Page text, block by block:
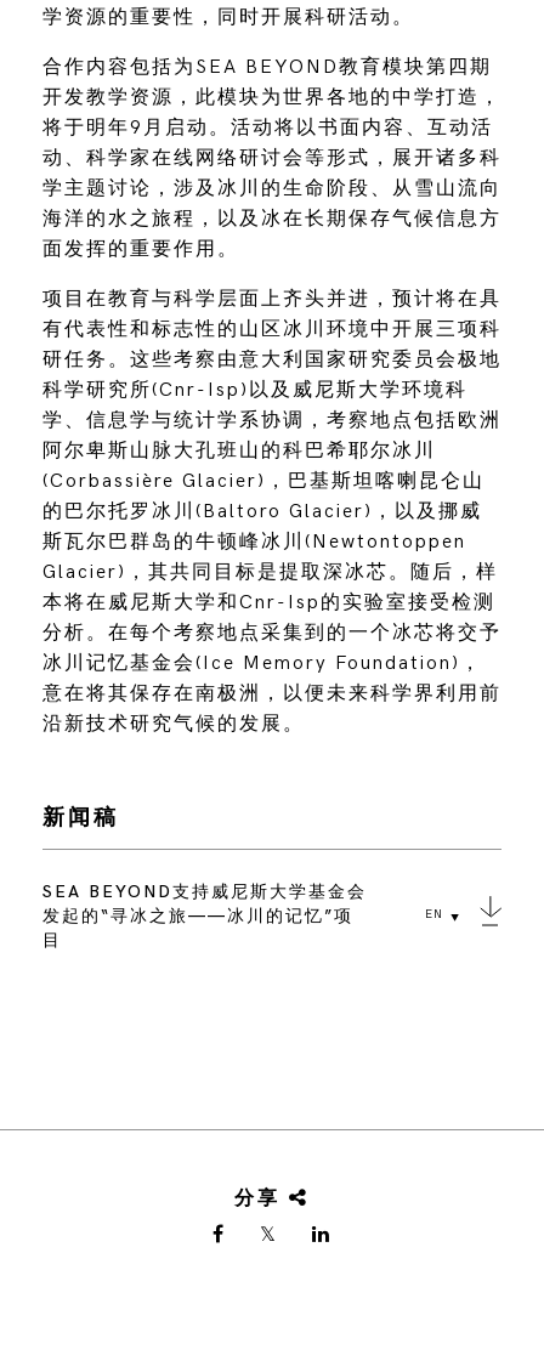
学资源的重要性，同时开展科研活动。
合作内容包括为SEA BEYOND教育模块第四期
开发教学资源，此模块为世界各地的中学打造，
将于明年9月启动。活动将以书面内容、互动活
动、科学家在线网络研讨会等形式，展开诸多科
学主题讨论，涉及冰川的生命阶段、从雪山流向
海洋的水之旅程，以及冰在长期保存气候信息方
面发挥的重要作用。
项目在教育与科学层面上齐头并进，预计将在具
有代表性和标志性的山区冰川环境中开展三项科
研任务。这些考察由意大利国家研究委员会极地
科学研究所(Cnr-Isp)以及威尼斯大学环境科
学、信息学与统计学系协调，考察地点包括欧洲
阿尔卑斯山脉大孔班山的科巴希耶尔冰川
(Corbassière Glacier)，巴基斯坦喀喇昆仑山
的巴尔托罗冰川(Baltoro Glacier)，以及挪威
斯瓦尔巴群岛的牛顿峰冰川(Newtontoppen
Glacier)，其共同目标是提取深冰芯。随后，样
本将在威尼斯大学和Cnr-Isp的实验室接受检测
分析。在每个考察地点采集到的一个冰芯将交予
冰川记忆基金会(Ice Memory Foundation)，
意在将其保存在南极洲，以便未来科学界利用前
沿新技术研究气候的发展。
新闻稿
SEA BEYOND支持威尼斯大学基金会
发起的“寻冰之旅——冰川的记忆”项
目
EN
分享